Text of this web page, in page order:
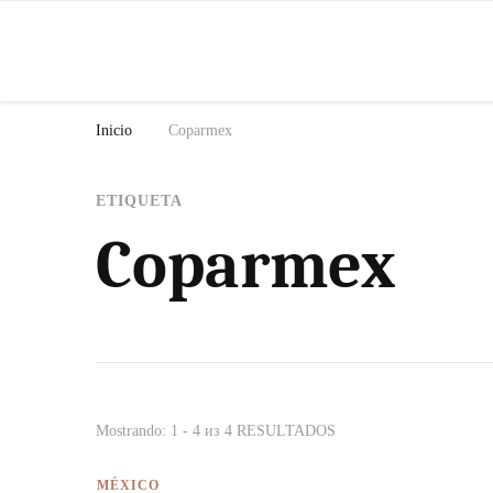
Inicio Coparmex
ETIQUETA
Coparmex
Mostrando: 1 - 4 из 4 RESULTADOS
MÉXICO